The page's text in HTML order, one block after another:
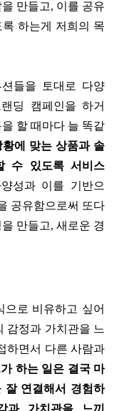
만들고, 이를 공유
하는게 저희의 목
들을 토대로 다양
딩 캠페인을 하거
할 때마다 늘 똑같
황에 맞는 상품과 솔
수 있도록 서비스
성과 이를 기반으
공유함으로써 또다
만들고, 새로운 경
로 비유하고 싶어
감정과 가치관을 느
하면서 다른 사람과
하는 일은 결국 마
잘 연결해서 경험하